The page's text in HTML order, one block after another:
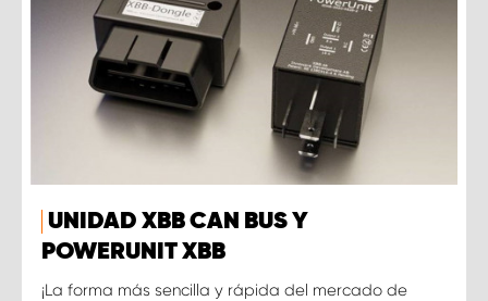
UNIDAD XBB CAN BUS Y
POWERUNIT XBB
¡La forma más sencilla y rápida del mercado de